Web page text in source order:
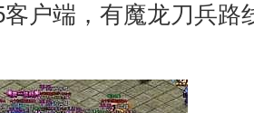
户端，有魔龙刀兵路